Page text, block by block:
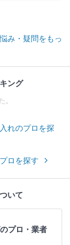
み・疑問をもっ
ング
。
れのプロを探
ロを探す
いて
プロ・業者